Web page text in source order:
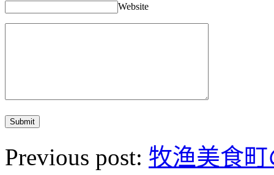
Website
Previous post: 牧渔美食